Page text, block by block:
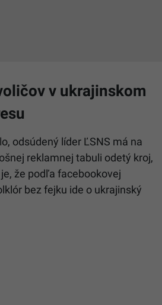
v ukrajinskom
odsúdený líder ĽSNS má na
reklamnej tabuli odetý kroj,
že podľa facebookovej
bez fejku ide o ukrajinský